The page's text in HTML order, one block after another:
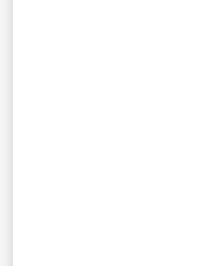
D'une manière
trop importante
hémorroïdaires peut
congestion. C’est
● les troubles du
constipation
poussée répétés ;
de laxatifs irritants
irritations des
● les aliments qui
congestion des
donc la survenue